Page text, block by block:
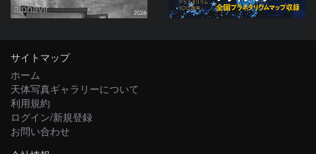
alphavir
サイトマップ
ホーム
天体写真ギャラリーについて
利用規約
ログイン/新規登録
お問い合わせ